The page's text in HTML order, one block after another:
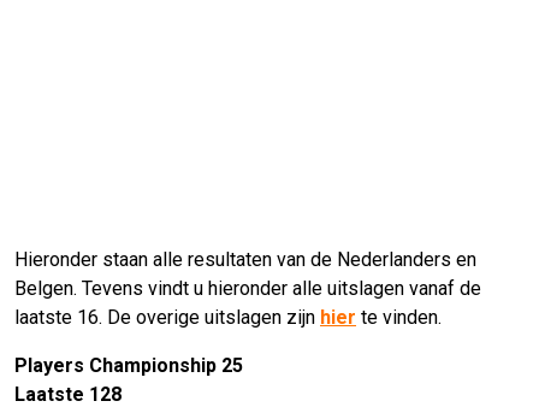
Hieronder staan alle resultaten van de Nederlanders en
Belgen. Tevens vindt u hieronder alle uitslagen vanaf de
laatste 16. De overige uitslagen zijn hier te vinden.
Players Championship 25
Laatste 128